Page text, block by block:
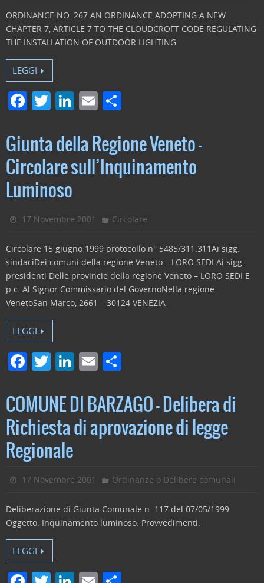
ORDINANCE NO. 267 AN ORDINANCE ADOPTING A NEW
CHAPTER 7, ARTICLE 7 TO THE CLOUDCROFT CODE REGULATING
THE INSTALLATION OF OUTDOOR LIGHTING
LEGGI
F
c
e
b
o
o
T
itt
er
Li
k
e
dI
E
ai
l
n
di
vi
Giunta della Regione Veneto –
Circolare sull’Inquinamento
Luminoso
17 Novembre 2001 Circolare
Circolare 15 giugno 1999 protocollo n° 5485/311.311Ai sigg.
sindaciDei comuni della regione Veneto – LORO SEDI Ai sigg.
presidenti Delle provincie della regione Veneto – LORO SEDI E
p.c. Al Signor Commissario del GovernoNella regione
VenetoSan Marco, 2661 – 30124 VENEZIA
LEGGI
F
c
e
b
o
o
T
itt
er
Li
k
e
dI
E
ai
l
n
di
vi
COMUNE DI BARZAGO – Delibera di
Richiesta di aprovazione di legge
Regionale
17 Novembre 2001 Ordinanze o Delibere comunali
Deliberazione di Giunta Comunale n. 117 del 07/05/1999
Oggetto: Inquinamento luminoso. Provvedimenti.
LEGGI